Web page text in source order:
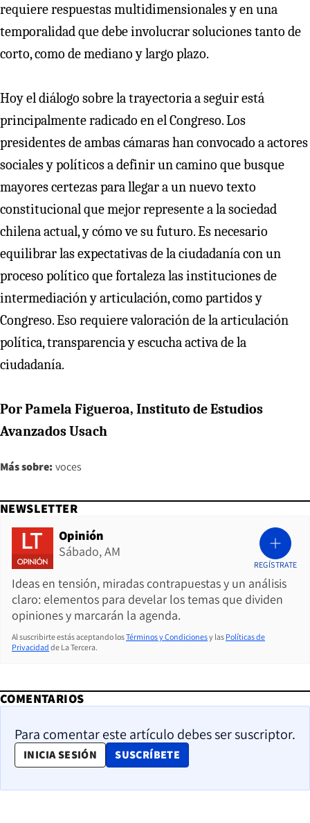
requiere respuestas multidimensionales y en una
temporalidad que debe involucrar soluciones tanto de
corto, como de mediano y largo plazo.
Hoy el diálogo sobre la trayectoria a seguir está
principalmente radicado en el Congreso. Los
presidentes de ambas cámaras han convocado a actores
sociales y políticos a definir un camino que busque
mayores certezas para llegar a un nuevo texto
constitucional que mejor represente a la sociedad
chilena actual, y cómo ve su futuro. Es necesario
equilibrar las expectativas de la ciudadanía con un
proceso político que fortaleza las instituciones de
intermediación y articulación, como partidos y
Congreso. Eso requiere valoración de la articulación
política, transparencia y escucha activa de la
ciudadanía.
Por Pamela Figueroa, Instituto de Estudios
Avanzados Usach
Más sobre: voces
NEWSLETTER
Opinión
Sábado, AM
Ideas en tensión, miradas contrapuestas y un análisis
claro: elementos para develar los temas que dividen
opiniones y marcarán la agenda.
REGÍSTRATE
Al suscribirte estás aceptando losTérminos y Condicionesy las Políticas de
Privacidad de La Tercera.
COMENTARIOS
Para comentar este artículo debes ser suscriptor.
INICIA SESIÓN SUSCRÍBETE
OPENS IN NEW WINDOW